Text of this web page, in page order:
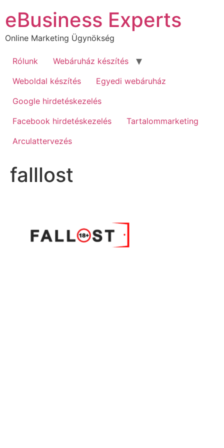
tartalomhoz
eBusiness Experts
Online Marketing Ügynökség
Rólunk
Webáruház készítés
Weboldal készítés
Egyedi webáruház
Google hirdetéskezelés
Facebook hirdetéskezelés
Tartalommarketing
Arculattervezés
falllost